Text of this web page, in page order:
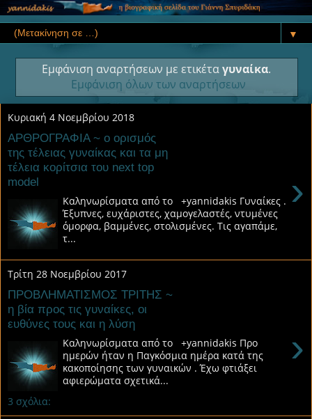
▼
Εμφάνιση αναρτήσεων με ετικέταγυναίκα.
Εμφάνιση όλων των αναρτήσεων
Κυριακή 4 Νοεμβρίου 2018
ΑΡΘΡΟΓΡΑΦΙΑ ~ ο ορισμός
της τέλειας γυναίκας και τα μη
τέλεια κορίτσια του next top
model
›
Καληνωρίσματα από το +yannidakis Γυναίκες .
Έξυπνες, ευχάριστες, χαμογελαστές, ντυμένες
όμορφα, βαμμένες, στολισμένες. Τις αγαπάμε,
τ...
Τρίτη 28 Νοεμβρίου 2017
ΠΡΟΒΛΗΜΑΤΙΣΜΟΣ ΤΡΙΤΗΣ ~
η βία προς τις γυναίκες, οι
ευθύνες τους και η λύση
›
Καληνωρίσματα από το +yannidakis Προ
ημερών ήταν η Παγκόσμια ημέρα κατά της
κακοποίησης των γυναικών . Έχω φτιάξει
αφιερώματα σχετικά...
3 σχόλια: